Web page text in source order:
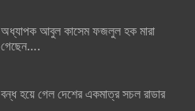
অধ্যাপক আবুল কাসেম ফজলুল হক মারা
গেছেন….
বন্ধ হয়ে গেল দেশের একমাত্র সচল রাডার